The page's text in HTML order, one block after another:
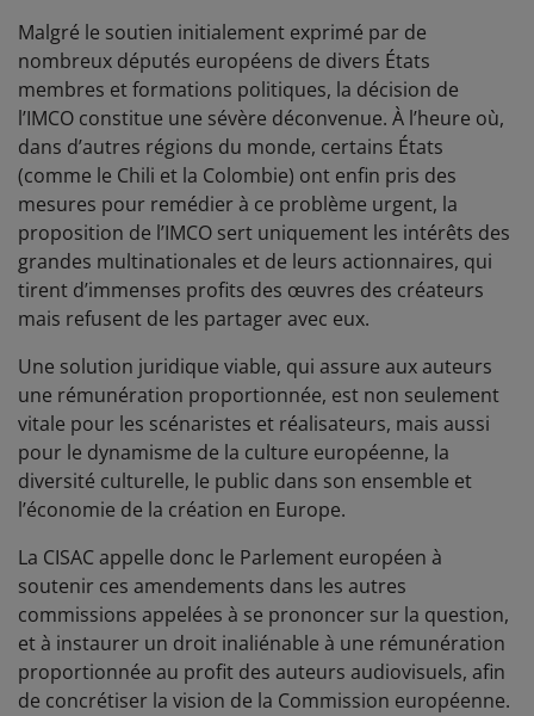
Malgré le soutien initialement exprimé par de
nombreux députés européens de divers États
membres et formations politiques, la décision de
l’IMCO constitue une sévère déconvenue. À l’heure où,
dans d’autres régions du monde, certains États
(comme le Chili et la Colombie) ont enfin pris des
mesures pour remédier à ce problème urgent, la
proposition de l’IMCO sert uniquement les intérêts des
grandes multinationales et de leurs actionnaires, qui
tirent d’immenses profits des œuvres des créateurs
mais refusent de les partager avec eux.
Une solution juridique viable, qui assure aux auteurs
une rémunération proportionnée, est non seulement
vitale pour les scénaristes et réalisateurs, mais aussi
pour le dynamisme de la culture européenne, la
diversité culturelle, le public dans son ensemble et
l’économie de la création en Europe.
La CISAC appelle donc le Parlement européen à
soutenir ces amendements dans les autres
commissions appelées à se prononcer sur la question,
et à instaurer un droit inaliénable à une rémunération
proportionnée au profit des auteurs audiovisuels, afin
de concrétiser la vision de la Commission européenne.